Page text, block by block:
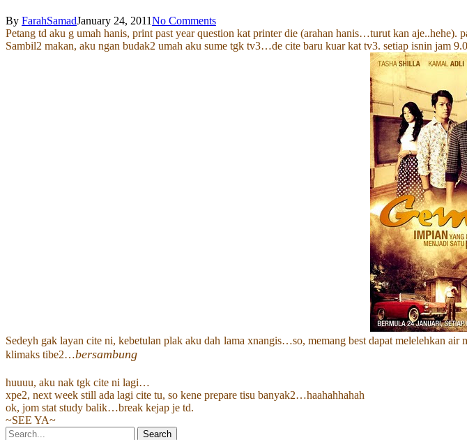
By FarahSamadJanuary 24, 2011No Comments
Petang td aku g umah hanis, print past year question kat printer die (arahan hanis…turut kan
Sambil2 makan, aku ngan budak2 umah aku sume tgk tv3…de cite baru kuar kat tv3. setiap isnin jam
Sedeyh gak layan cite ni, kebetulan plak aku dah lama xnangis…so, memang best dapat melelehkan
klimaks tibe2…bersambung
huuuu, aku nak tgk cite ni lagi…
xpe2, next week still ada lagi cite tu, so kene prepare tisu banyak2…haahahhahah
ok, jom stat study balik…break kejap je td.
~SEE YA~
Search